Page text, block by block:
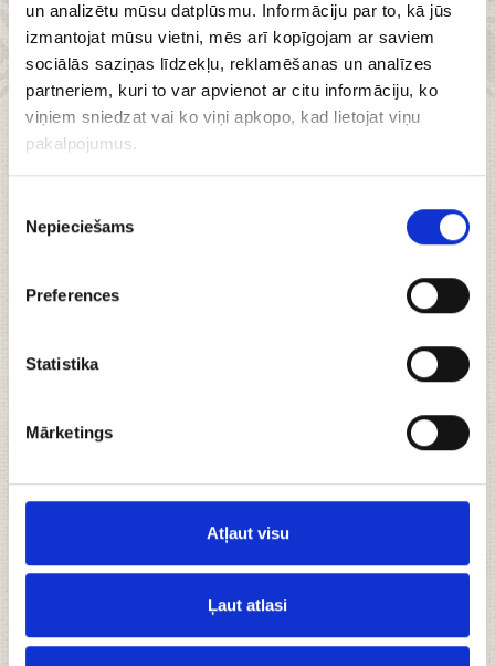
un analizētu mūsu datplūsmu. Informāciju par to, kā jūs
izmantojat mūsu vietni, mēs arī kopīgojam ar saviem
sociālās saziņas līdzekļu, reklamēšanas un analīzes
partneriem, kuri to var apvienot ar citu informāciju, ko
viņiem sniedzat vai ko viņi apkopo, kad lietojat viņu
pakalpojumus.
izvēle
Nepieciešams
Preferences
Statistika
Mārketings
Atļaut visu
Ļaut atlasi
Kliņģeris ar
augļiem, 2kg
Svaigi cepts kliņģeris, kas bagātīgi dekorēts ar
Unikāla recepte;
+ Sastāvdaļas
+ Uzturvērtība
Uzglabāšanas noteikumi